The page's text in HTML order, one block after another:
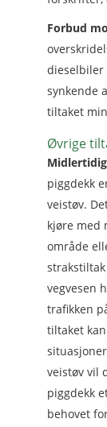
Forbud
dieselbiler
synkende
tiltaket
Øvrige
piggdekk
veistøv.
kjøre med
område
vegvesen
trafikken
tiltaket
veistøv vil
piggdekk
behovet